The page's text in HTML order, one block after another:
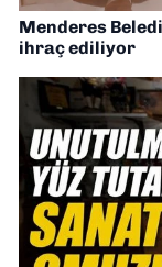
Menderes
ihraç ediliyor